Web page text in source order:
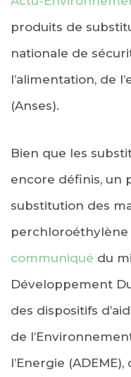
produits de
nationale de
l’alimentation, de
(Anses).
Bien que les
encore définis, un
substitution des
perchloroéthylène
communiqué du
Développement
des dispositifs
de
l’Energie